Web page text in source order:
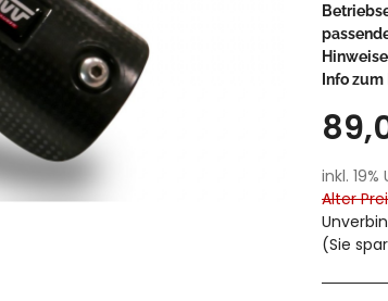
Info zum
inkl. 19%
Alter
(Sie